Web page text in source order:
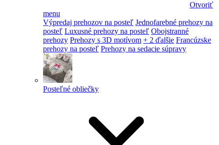
Otvoriť
menu
Výpredaj prehozov na posteľ Jednofarebné prehozy na
posteľ Luxusné prehozy na posteľ Obojstranné
prehozy Prehozy s 3D motívom + 2 ďalšie Francúzske
prehozy na posteľ Prehozy na sedacie súpravy
Posteľné obliečky